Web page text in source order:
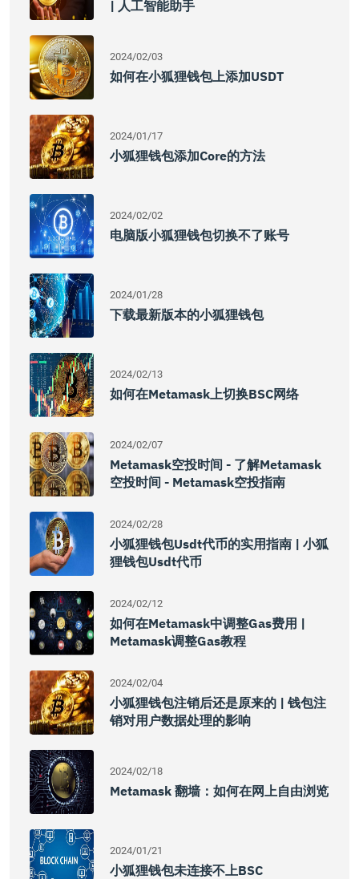
| 人工智能助手
2024/02/03
如何在小狐狸钱包上添加USDT
2024/01/17
小狐狸钱包添加core的方法
2024/02/02
电脑版小狐狸钱包切换不了账号
2024/01/28
下载最新版本的小狐狸钱包
2024/02/13
如何在Metamask上切换BSC网络
2024/02/07
Metamask空投时间 - 了解Metamask
空投时间 - Metamask空投指南
2024/02/28
小狐狸钱包usdt代币的实用指南 | 小狐
狸钱包usdt代币
2024/02/12
如何在Metamask中调整Gas费用 |
Metamask调整Gas教程
2024/02/04
小狐狸钱包注销后还是原来的 | 钱包注
销对用户数据处理的影响
2024/02/18
Metamask 翻墙：如何在网上自由浏览
2024/01/21
小狐狸钱包未连接不上BSC